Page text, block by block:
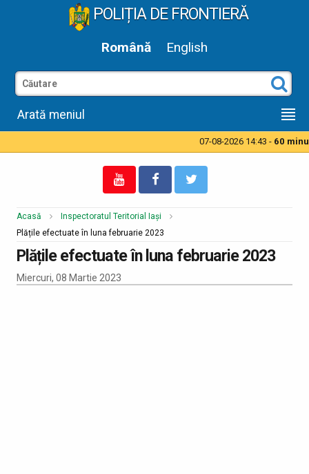
POLIȚIA DE FRONTIERĂ
Română English
Arată meniul
07-08-2026 14:43 - 60
Acasă
Inspectoratul Teritorial Iași
Plățile efectuate în luna februarie 2023
Plățile efectuate în luna februarie 2023
Miercuri, 08 Martie 2023